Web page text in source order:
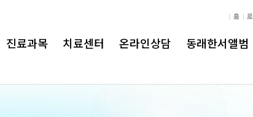
진료과목 치료센터 온라인상담 동래한서앨범